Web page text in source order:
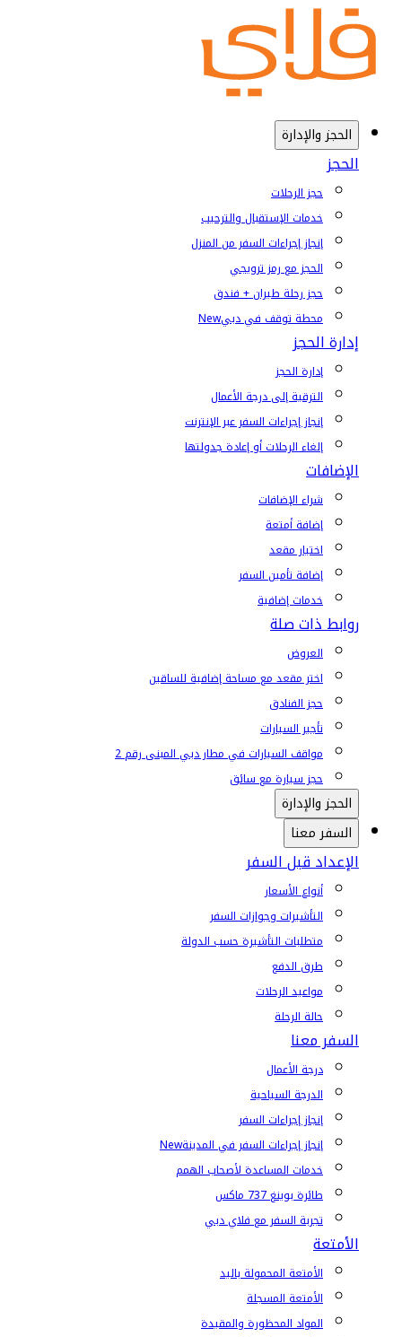
الحجز والإدارة
الحجز
حجز الرحلات
خدمات الإستقبال والترحيب
إنجاز إجراءات السفر من المنزل
الحجز مع رمز ترويجي
حجز رحلة طيران + فندق
محطة توقف في دبيNew
إدارة الحجز
إدارة الحجز
الترقية إلى درجة الأعمال
إنجاز إجراءات السفر عبر الإنترنت
إلغاء الرحلات أو إعادة جدولتها
الإضافات
شراء الإضافات
إضافة أمتعة
اختيار مقعد
إضافة تأمين السفر
خدمات إضافية
روابط ذات صلة
العروض
اختر مقعد مع مساحة إضافية للساقين
حجز الفنادق
تأجير السيارات
مواقف السيارات في مطار دبي المبنى رقم 2
حجز سيارة مع سائق
الحجز والإدارة
السفر معنا
الإعداد قبل السفر
أنواع الأسعار
التأشيرات وجوازات السفر
متطلبات التأشيرة حسب الدولة
طرق الدفع
مواعيد الرحلات
حالة الرحلة
السفر معنا
درجة الأعمال
الدرجة السياحية
إنجاز إجراءات السفر
إنجاز إجراءات السفر في المدينةNew
خدمات المساعدة لأصحاب الهمم
طائرة بوينغ 737 ماكس
تجربة السفر مع فلاي دبي
الأمتعة
الأمتعة المحمولة باليد
الأمتعة المسجلة
المواد المحظورة والمقيدة